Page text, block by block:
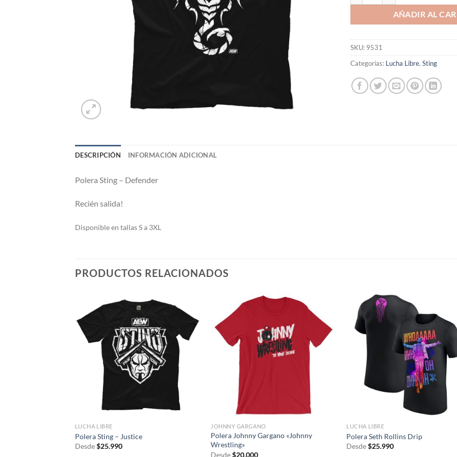
AÑADIR AL
SKU: 9531
Categorías: Lucha Libre, Sting
DESCRIPCIÓN INFORMACIÓN ADICIONAL
Polera Sting – Defender
Recién salida!
Disponible en tallas S a 3XL
PRODUCTOS RELACIONADOS
LUCHA LIBRE
Polera Sting – Justice
Desde$25.990
JOHNNY GARGANO
Polera Johnny Gargano «Johnny
Wrestling»
Desde$20.000
LUCHA LIBRE
Polera Seth Rollins Drip
Desde$25.990